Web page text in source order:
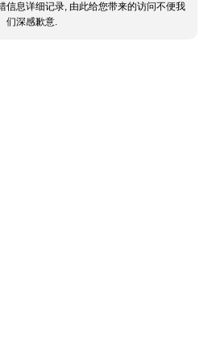
信息详细记录, 由此给您带来的访问不便我
们深感歉意.